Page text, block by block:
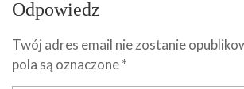
Odpowiedz
Twój adres email nie zostanie
pola są oznaczone*